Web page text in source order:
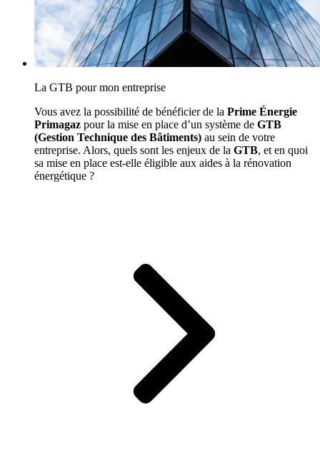
La GTB pour mon entreprise
Vous avez la possibilité de bénéficier de la Prime Énergie
Primagaz pour la mise en place d’un système de GTB
(Gestion Technique des Bâtiments) au sein de votre
entreprise. Alors, quels sont les enjeux de la GTB, et en quoi
sa mise en place est-elle éligible aux aides à la rénovation
énergétique ?